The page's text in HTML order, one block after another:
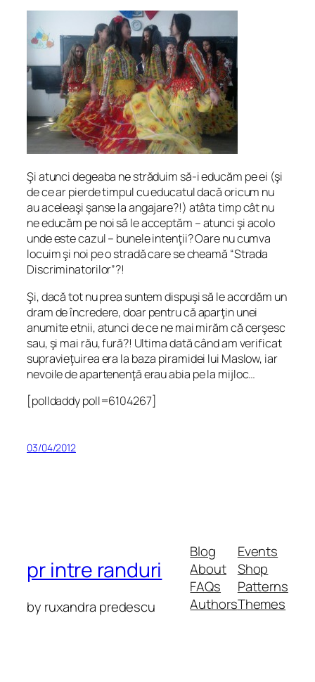
Şi atunci degeaba ne străduim să-i educăm pe ei (şi
de ce ar pierde timpul cu educatul dacă oricum nu
au aceleaşi şanse la angajare?!) atâta timp cât nu
ne educăm pe noi să le acceptăm – atunci şi acolo
unde este cazul – bunele intenţii? Oare nu cumva
locuim şi noi pe o stradă care se cheamă “Strada
Discriminatorilor”?!
Şi, dacă tot nu prea suntem dispuşi să le acordăm un
dram de încredere, doar pentru că aparţin unei
anumite etnii, atunci de ce ne mai mirăm că cerşesc
sau, şi mai rău, fură?! Ultima dată când am verificat
supravieţuirea era la baza piramidei lui Maslow, iar
nevoile de apartenenţă erau abia pe la mijloc…
[polldaddy poll=6104267]
03/04/2012
pr intre randuri
by ruxandra predescu
Blog
About
FAQs
Authors
Events
Shop
Patterns
Themes